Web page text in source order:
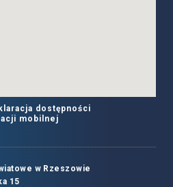
dostępności
mobilnej
w Rzeszowie
15